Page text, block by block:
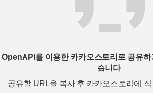
OpenAPI를 이용한 카카오스토리로 공유
습니다.
공유할 URL을 복사 후 카카오스토리에